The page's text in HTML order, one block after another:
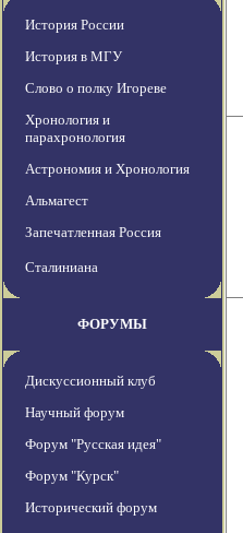
История России
История в МГУ
Слово о полку Игореве
Хронология и
парахронология
Астрономия и Хронология
Альмагест
Запечатленная Россия
Сталиниана
ФОРУМЫ
Дискуссионный клуб
Научный форум
Форум "Русская идея"
Форум "Курск"
Исторический форум